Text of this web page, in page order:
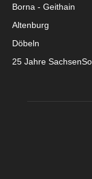
Borna - Geithain
Altenburg
Döbeln
25 Jahre